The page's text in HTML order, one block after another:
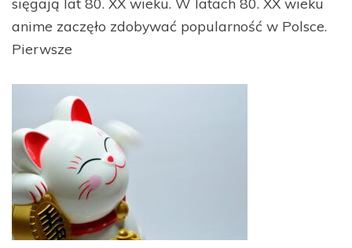
anime zaczęło zdobywać popularność w Polsce.
Pierwsze